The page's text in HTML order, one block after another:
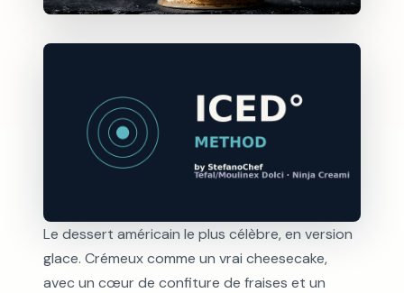
Le dessert américain le plus célèbre, en version
glace. Crémeux comme un vrai cheesecake,
avec un cœur de confiture de fraises et un